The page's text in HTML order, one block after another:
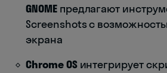
GNOMEпредлагают
Screenshots с
экрана
Chrome OSинтегрирует